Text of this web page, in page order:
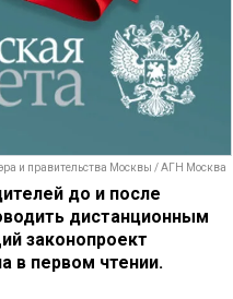
и правительства Москвы / АГН Москва
до и после
дистанционным
законопроект
в первом чтении.